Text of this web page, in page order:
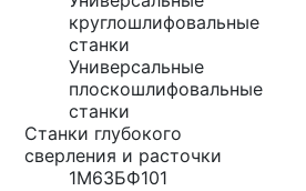
круглошлифовальные
станки
Универсальные
плоскошлифовальные
станки
Станки глубокого
сверления и расточки
1М63БФ101